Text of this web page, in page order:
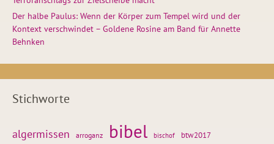
Der halbe Paulus: Wenn der Körper zum Tempel wird und der
Kontext verschwindet – Goldene Rosine am Band für Annette
Behnken
Stichworte
algermissen arroganz bibel bischof btw2017